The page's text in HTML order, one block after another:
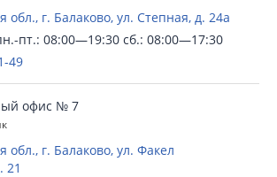
обл., г. Балаково, ул. Степная, д. 24а
пт.: 08:00—19:30 сб.: 08:00—17:30
49
офис № 7
обл., г. Балаково, ул. Факел
21